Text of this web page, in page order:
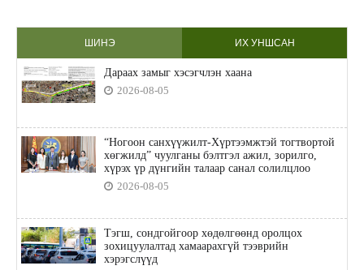
ШИНЭ ИХ УНШСАН
Дараах замыг хэсэгчлэн хаана
2026-08-05
“Ногоон санхүүжилт-Хүртээмжтэй тогтвортой
хөгжилд” чуулганы бэлтгэл ажил, зорилго,
хүрэх үр дүнгийн талаар санал солилцлоо
2026-08-05
Тэгш, сондгойгоор хөдөлгөөнд оролцох
зохицуулалтад хамаарахгүй тээврийн
хэрэгслүүд